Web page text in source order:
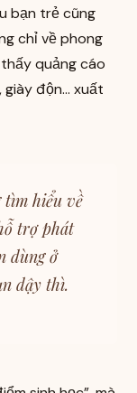
bạn trẻ cũng
chỉ về phong
quảng cáo
giày độn… xuất
tìm hiểu về
trợ phát
dùng ở
dậy thì.